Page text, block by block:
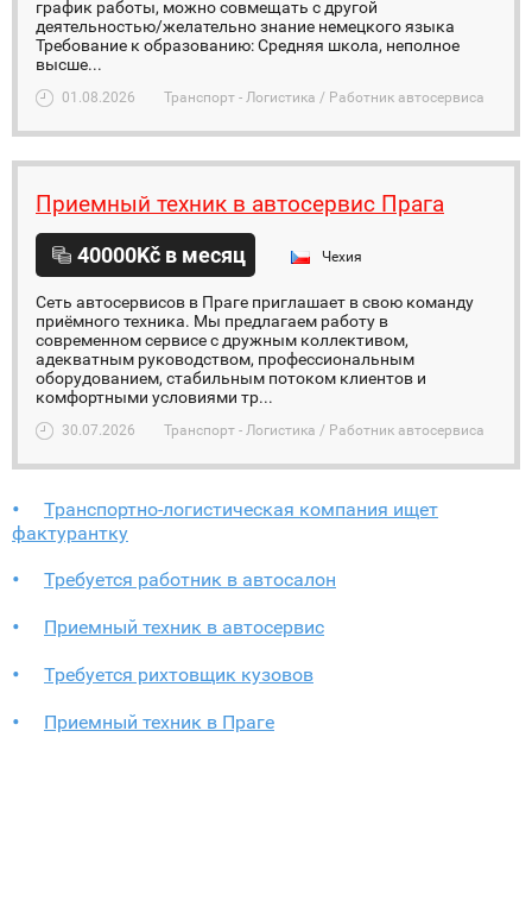
график работы, можно совмещать с другой
деятельностью/желательно знание немецкого языка
Требование к образованию: Средняя школа, неполное
высше...
01.08.2026 Транспорт - Логистика / Работник автосервиса
Приемный техник в автосервис Прага
40000Kč в месяц Чехия
Сеть автосервисов в Праге приглашает в свою команду
приёмного техника. Мы предлагаем работу в
современном сервисе с дружным коллективом,
адекватным руководством, профессиональным
оборудованием, стабильным потоком клиентов и
комфортными условиями тр...
30.07.2026 Транспорт - Логистика / Работник автосервиса
Транспортно-логистическая компания ищет
фактурантку
Требуется работник в автосалон
Приемный техник в автосервис
Требуется рихтовщик кузовов
Приемный техник в Праге